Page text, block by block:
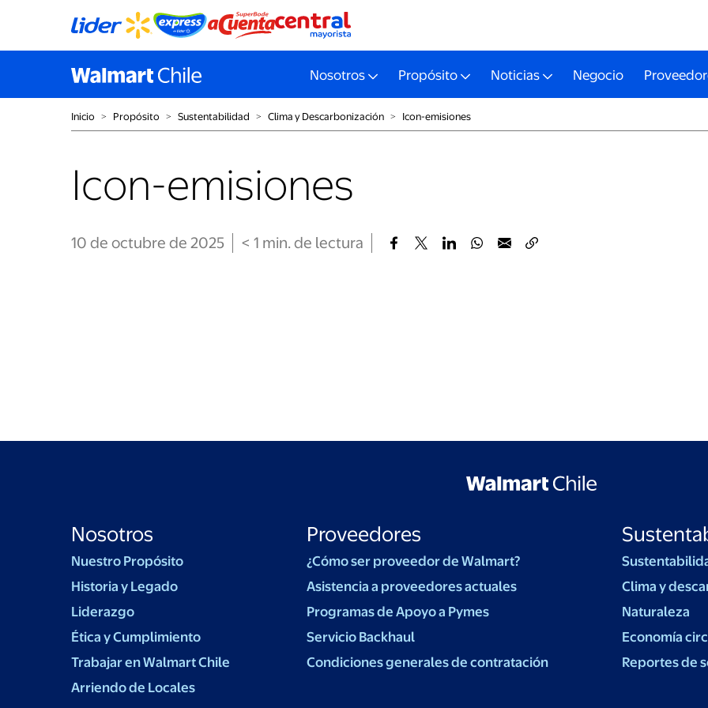
Nosotros Propósito Noticias Negocio
Inicio ˃ Propósito ˃ Sustentabilidad ˃ Clima y Descarbonización ˃ Icon-emisiones
Icon-emisiones
10 de octubre de 2025 < 1 min. de lectura
Nosotros
Nuestro Propósito
Historia y Legado
Liderazgo
Ética y Cumplimiento
Trabajar en Walmart Chile
Arriendo de Locales
Proveedores
¿Cómo ser proveedor de Walmart?
Asistencia a proveedores actuales
Programas de Apoyo a Pymes
Servicio Backhaul
Condiciones generales de contratación
Clima y
Naturaleza
Economía
Reportes de